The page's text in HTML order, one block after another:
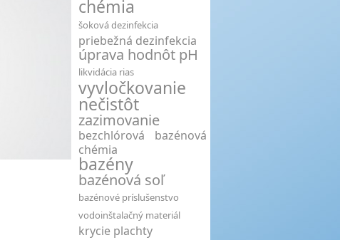
chémia
šoková dezinfekcia
priebežná dezinfekcia
úprava hodnôt pH
likvidácia rias
vyvločkovanie
nečistôt
zazimovanie
bezchlórová bazénová
chémia
bazény
bazénová soľ
bazénové príslušenstvo
vodoinštalačný materiál
krycie plachty